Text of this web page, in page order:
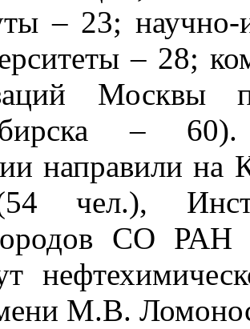
– 23; научно-
– 28;
Москвы
– 60).
направили на
чел.),
СО
М.В.